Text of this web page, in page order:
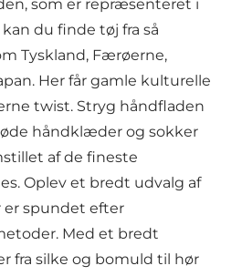
som er repræsenteret i
du finde tøj fra så
Tyskland, Færøerne,
Her får gamle kulturelle
twist. Stryg håndfladen
håndklæder og sokker
af de fineste
Oplev et bredt udvalg af
spundet efter
Med et bredt
fra silke og bomuld til hør